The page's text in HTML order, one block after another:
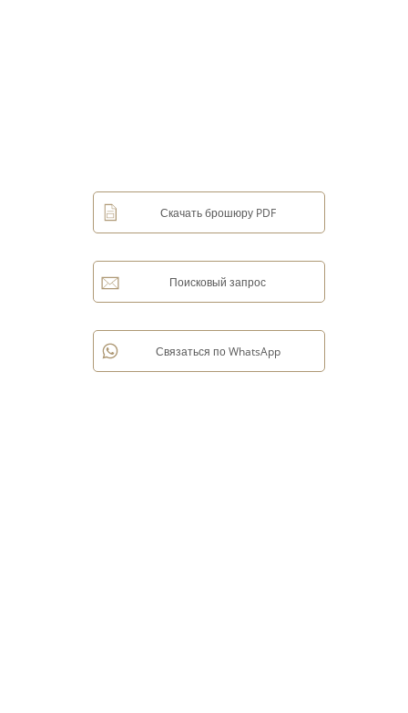
Скачать брошюру PDF
Поисковый запрос
Связаться по WhatsApp